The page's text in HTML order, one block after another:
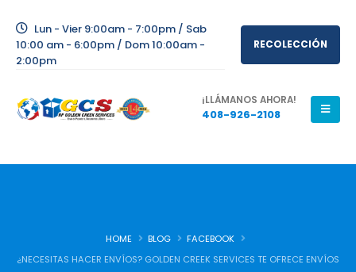
Lun - Vier 9:00am - 7:00pm / Sab
10:00 am - 6:00pm / Dom 10:00am -
2:00pm
RECOLECCIÓN
¡LLÁMANOS AHORA!
408-926-2108
HOME BLOG
FACEBOOK
¿NECESITAS HACER ENVÍOS? GOLDEN CREEK SERVICES TE OFRECE ENVÍOS